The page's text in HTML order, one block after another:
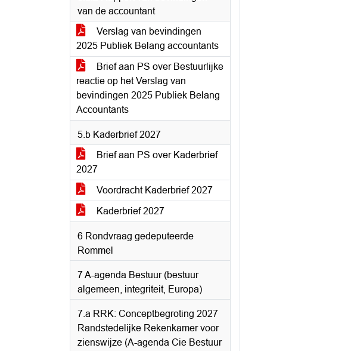
van de accountant
Verslag van bevindingen
2025 Publiek Belang accountants
Brief aan PS over Bestuurlijke
reactie op het Verslag van
bevindingen 2025 Publiek Belang
Accountants
5.b Kaderbrief 2027
Brief aan PS over Kaderbrief
2027
Voordracht Kaderbrief 2027
Kaderbrief 2027
6 Rondvraag gedeputeerde
Rommel
7 A-agenda Bestuur (bestuur
algemeen, integriteit, Europa)
7.a RRK: Conceptbegroting 2027
Randstedelijke Rekenkamer voor
zienswijze (A-agenda Cie Bestuur